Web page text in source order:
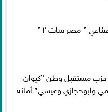
” مصر سات ٢ ”
حزب مستقبل وطن ”كيوان
وابوحجازي وعيسي” أمانه